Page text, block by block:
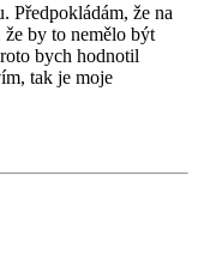
Předpokládám, že na
by to nemělo být
bych hodnotil
tak je moje